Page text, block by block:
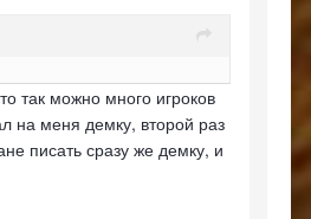
так можно много игроков
на меня демку, второй раз
писать сразу же демку, и